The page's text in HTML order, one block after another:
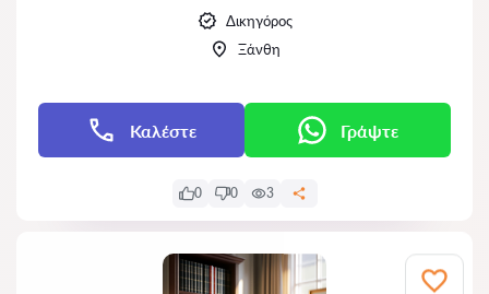
Δικηγόρος
Ξάνθη
Καλέστε Γράψτε
0 0 3